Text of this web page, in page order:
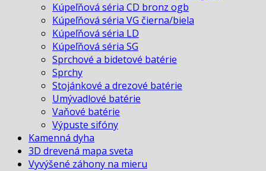
Kúpeľňová séria CD bronz ogb
Kúpeľňová séria VG čierna/biela
Kúpeľňová séria LD
Kúpeľňová séria SG
Sprchové a bidetové batérie
Sprchy
Stojánkové a drezové batérie
Umývadlové batérie
Vaňové batérie
Výpuste sifóny
Kamenná dyha
3D drevená mapa sveta
Vyvýšené záhony na mieru